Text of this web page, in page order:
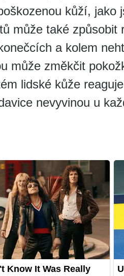
kůží, jako
může také
a kolem
může změkčit
lidské kůže
nevyvinou u